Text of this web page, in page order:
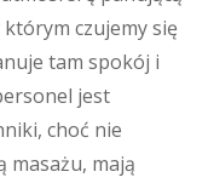
czujemy się
tam spokój i
jest
choć nie
masażu, mają